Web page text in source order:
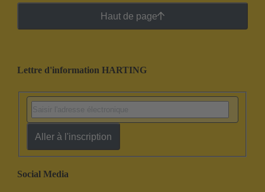
mm et 5,0/5,08 mm à un espacement plus faible de
Haut de page
Lettre d'information HARTING
Aller à l'inscription
Social Media